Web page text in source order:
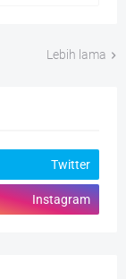
Lebih lama
Twitter
Instagram